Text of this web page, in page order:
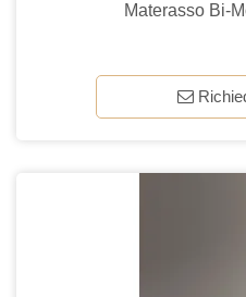
Materasso Bi-